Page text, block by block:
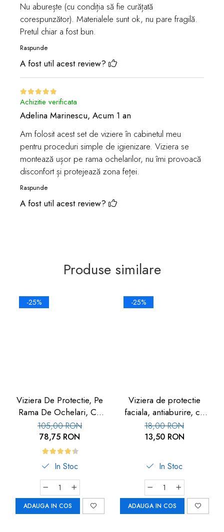
Nu aburește (cu condiția să fie curățată
corespunzător). Materialele sunt ok, nu pare fragilă.
Pretul chiar a fost bun.
Raspunde
A fost util acest review?
Achizitie verificata
Adelina Marinescu, Acum 1 an
Am folosit acest set de viziere în cabinetul meu
pentru proceduri simple de igienizare. Viziera se
montează ușor pe rama ochelarilor, nu îmi provoacă
disconfort și protejează zona feței.
Raspunde
A fost util acest review?
Produse similare
-25%
Viziera De Protectie, Pe
Rama De Ochelari, Cu
Folie De Protectie
Inlocuibila, Set 10 Buc,
Car-Boy Safety
105,00 RON
78,75 RON
In Stoc
ADAUGA IN COS
-25%
Viziera de protectie
faciala, antiaburire, cu
burete si elastic, set 3
buc, FM-05
18,00 RON
13,50 RON
In Stoc
ADAUGA IN COS